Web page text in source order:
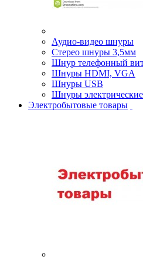
Аудио-видео шнуры
Стерео шнуры 3,5мм
Шнур телефонный
Шнуры HDMI, VGA
Шнуры USB
Шнуры электрические
Электробытовые товары